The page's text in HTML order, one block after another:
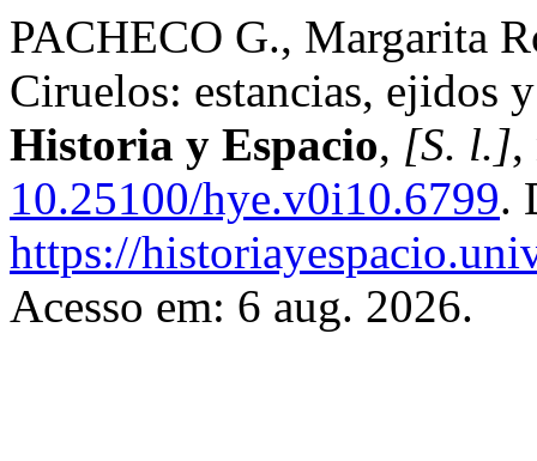
PACHECO G., Margarita
Ciruelos: estancias, ejidos
Historia y Espacio, [S. l.],
10.25100/hye.v0i10.6799.
https://
Acesso em: 6 aug. 2026.